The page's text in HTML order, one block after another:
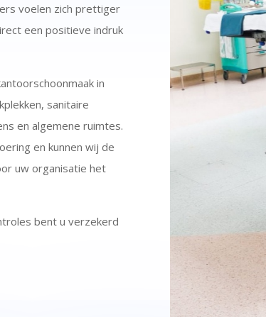
voelen zich prettiger
een positieve indruk
in
sanitaire
en algemene ruimtes.
en kunnen wij de
uw organisatie het
bent u verzekerd